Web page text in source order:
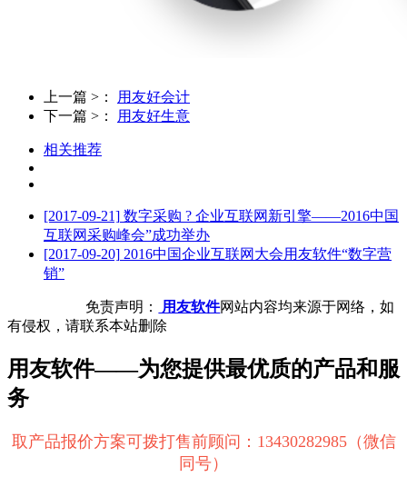
上一篇 >：
用友好会计
下一篇 >：
用友好生意
相关推荐
[2017-09-21] 数字采购 ? 企业互联网新引擎——2016中国
互联网采购峰会”成功举办
[2017-09-20] 2016中国企业互联网大会用友软件“数字营
销”
免责声明： 用友软件网站内容均来源于网络，如
有侵权，请联系本站删除
用友软件——为您提供最优质的产品和服
务
取产品报价方案可拨打售前顾问：13430282985（微信
同号）